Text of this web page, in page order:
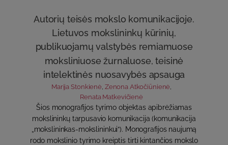
Autorių teisės mokslo komunikacijoje.
Lietuvos mokslininkų kūrinių,
publikuojamų valstybės remiamuose
moksliniuose žurnaluose, teisinė
intelektinės nuosavybės apsauga
Marija Stonkienė Zenona Atkočiūnienė
Renata Matkevičienė
Šios monografijos tyrimo objektas apibrėžiamas
mokslininkų tarpusavio komunikacija (komunikacija
„mokslininkas-mokslininkui“). Monografijos naujumą
rodo mokslinio tyrimo kreiptis tirti kintančios mokslo